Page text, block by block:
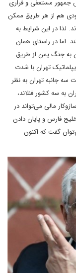
جمهور مستعفی و فراری
هم از هر طریق ممکن
لذا در این شرایط به
اما در راستای همان
به جنگ یمن از طریق
تهران با شدت
جانبه تهران به نظر
به سه کشور فنلاند،
مالی می‌تواند در
فارس و پایان دادن
گفت که اکنون